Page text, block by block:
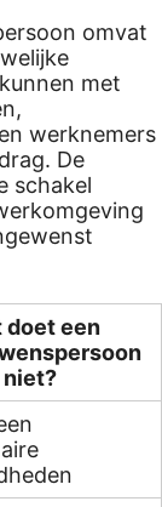
omvat
met
werknemers
De
schakel
doet een
niet?